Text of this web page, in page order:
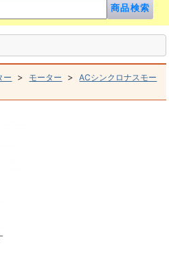
ー > モーター >ACシンクロナスモー